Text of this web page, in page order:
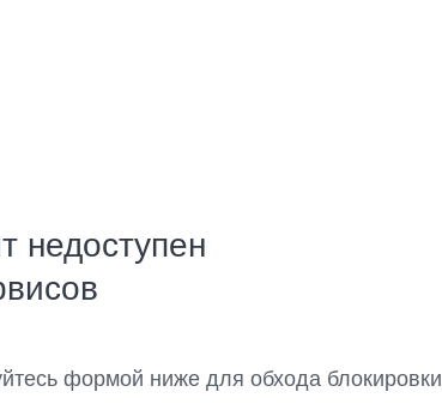
недоступен
формой ниже для обхода блокировки